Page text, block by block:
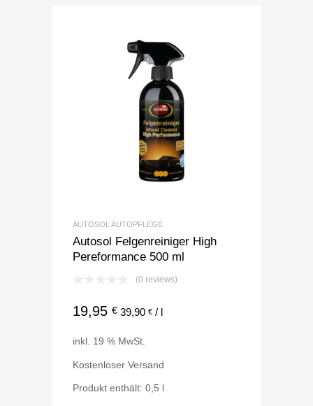
AUTOSOL AUTOPFLEGE
Autosol Felgenreiniger High
Pereformance 500 ml
(0 reviews)
19,95 € 39,90 € / l
inkl. 19 % MwSt.
Kostenloser Versand
Produkt enthält: 0,5 l